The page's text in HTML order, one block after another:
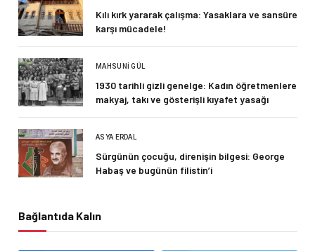
Kılı kırk yararak çalışma: Yasaklara ve sansüre
karşı mücadele!
MAHSUNI GÜL
1930 tarihli gizli genelge: Kadın öğretmenlere
makyaj, takı ve gösterişli kıyafet yasağı
ASYA ERDAL
Sürgünün çocuğu, direnişin bilgesi: George
Habaş ve bugünün filistin’i
Bağlantıda Kalın